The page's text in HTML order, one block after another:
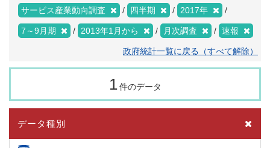
サービス産業動向調査 四半期 2017年
7～9月期 2013年1月から 月次調査 速報
政府統計一覧に戻る（すべて解除）
1 件のデータ
データ種別